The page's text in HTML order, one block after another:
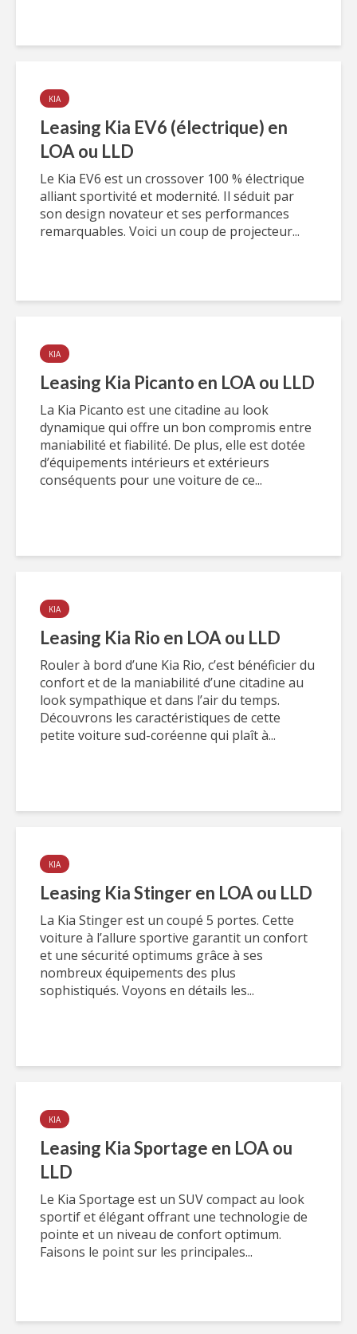
KIA
Leasing Kia EV6 (électrique) en
LOA ou LLD
Le Kia EV6 est un crossover 100 % électrique
alliant sportivité et modernité. Il séduit par
son design novateur et ses performances
remarquables. Voici un coup de projecteur...
KIA
Leasing Kia Picanto en LOA ou LLD
La Kia Picanto est une citadine au look
dynamique qui offre un bon compromis entre
maniabilité et fiabilité. De plus, elle est dotée
d’équipements intérieurs et extérieurs
conséquents pour une voiture de ce...
KIA
Leasing Kia Rio en LOA ou LLD
Rouler à bord d’une Kia Rio, c’est bénéficier du
confort et de la maniabilité d’une citadine au
look sympathique et dans l’air du temps.
Découvrons les caractéristiques de cette
petite voiture sud-coréenne qui plaît à...
KIA
Leasing Kia Stinger en LOA ou LLD
La Kia Stinger est un coupé 5 portes. Cette
voiture à l’allure sportive garantit un confort
et une sécurité optimums grâce à ses
nombreux équipements des plus
sophistiqués. Voyons en détails les...
KIA
Leasing Kia Sportage en LOA ou
LLD
Le Kia Sportage est un SUV compact au look
sportif et élégant offrant une technologie de
pointe et un niveau de confort optimum.
Faisons le point sur les principales...